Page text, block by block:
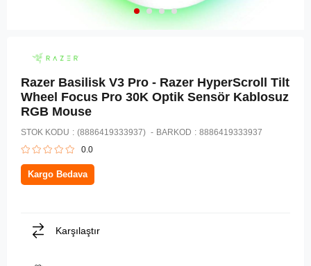
Razer Basilisk V3 Pro - Razer HyperScroll Tilt
Wheel Focus Pro 30K Optik Sensör Kablosuz
RGB Mouse
STOK KODU (8886419333937) BARKOD : 8886419333937
0.0
Kargo Bedava
Karşılaştır